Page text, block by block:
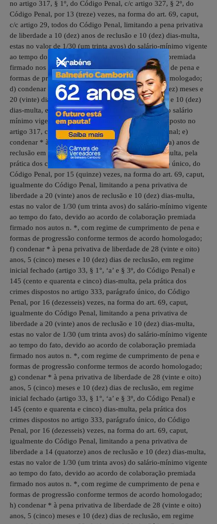
no artigo 317, § 1º, do Código Penal, c/c artigo 327, § 2º, do
Código Penal, por 13 (treze) vezes, na forma do art. 69, caput,
c/c artigo 29, todos do Código Penal, limitando a pena privativa
de liberdade a 10 (dez) anos de reclusão e 10 (dez) dias-multa,
estas no valor de 1/30 (um trinta avos) do salário-mínimo vigente
ao tempo do fato, devido ao acordo de colaboração premiada
firmado nos autos n. *, com regime de cumprimento de pena e
formas de progressão conforme termos de acordo homologado;
d) condenar * à pena privativa de liberdade de 10 (dez) meses e
20 (vinte) dias de reclusão, em regime inicial aberto, e 10 (dez)
dias-multa, estas no valor de 1/30 (um trinta avos) do salário
mínimo vigente ao tempo do fato, pela prática do disposto no
artigo 317, c/c artigo 327, § 2º, ambos do Código Penal; e)
condenar * à pena privativa de liberdade de 30 (trinta) anos de
reclusão em regime inicial fechado e 10 (dez) dias-multa, pela
prática dos crimes dispostos no artigo 333, parágrafo único, do
Código Penal, por 15 (quinze) vezes, na forma do art. 69, caput,
igualmente do Código Penal, limitando a pena privativa de
liberdade a 20 (vinte) anos de reclusão e 10 (dez) dias-multa,
estas no valor de 1/30 (um trinta avos) do salário-mínimo vigente
ao tempo do fato, devido ao acordo de colaboração premiada
firmado nos autos n. *, com regime de cumprimento de pena e
formas de progressão conforme termos de acordo homologado;
f) condenar * à pena privativa de liberdade de 28 (vinte e oito)
anos, 5 (cinco) meses e 10 (dez) dias de reclusão, em regime
inicial fechado (artigo 33, § 1°, ‘a’ e § 3º, do Código Penal) e
145 (cento e quarenta e cinco) dias-multa, pela prática dos
crimes dispostos no artigo 333, parágrafo único, do Código
Penal, por 16 (dezesseis) vezes, na forma do art. 69, caput,
igualmente do Código Penal, limitando a pena privativa de
liberdade a 20 (vinte) anos de reclusão e 10 (dez) dias-multa,
estas no valor de 1/30 (um trinta avos) do salário-mínimo vigente
ao tempo do fato, devido ao acordo de colaboração premiada
firmado nos autos n. *, com regime de cumprimento de pena e
formas de progressão conforme termos de acordo homologado;
g) condenar * à pena privativa de liberdade de 28 (vinte e oito)
anos, 5 (cinco) meses e 10 (dez) dias de reclusão, em regime
inicial fechado (artigo 33, § 1°, ‘a’ e § 3º, do Código Penal) e
145 (cento e quarenta e cinco) dias-multa, pela prática dos
crimes dispostos no artigo 333, parágrafo único, do Código
Penal, por 16 (dezesseis) vezes, na forma do art. 69, caput,
igualmente do Código Penal, limitando a pena privativa de
liberdade a 14 (quatorze) anos de reclusão e 10 (dez) dias-multa,
estas no valor de 1/30 (um trinta avos) do salário-mínimo vigente
ao tempo do fato, devido ao acordo de colaboração premiada
firmado nos autos n. *, com regime de cumprimento de pena e
formas de progressão conforme termos de acordo homologado;
h) condenar * à pena privativa de liberdade de 28 (vinte e oito)
anos, 5 (cinco) meses e 10 (dez) dias de reclusão, em regime